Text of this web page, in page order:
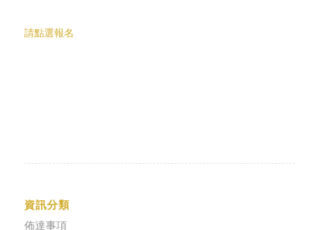
請點選報名
資訊分類
佈達事項